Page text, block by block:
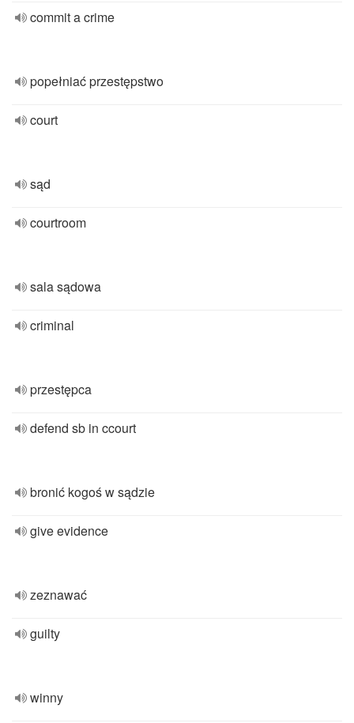
commit a crime
popełniać przestępstwo
court
sąd
courtroom
sala sądowa
criminal
przestępca
defend sb in ccourt
bronić kogoś w sądzie
give evidence
zeznawać
guilty
winny